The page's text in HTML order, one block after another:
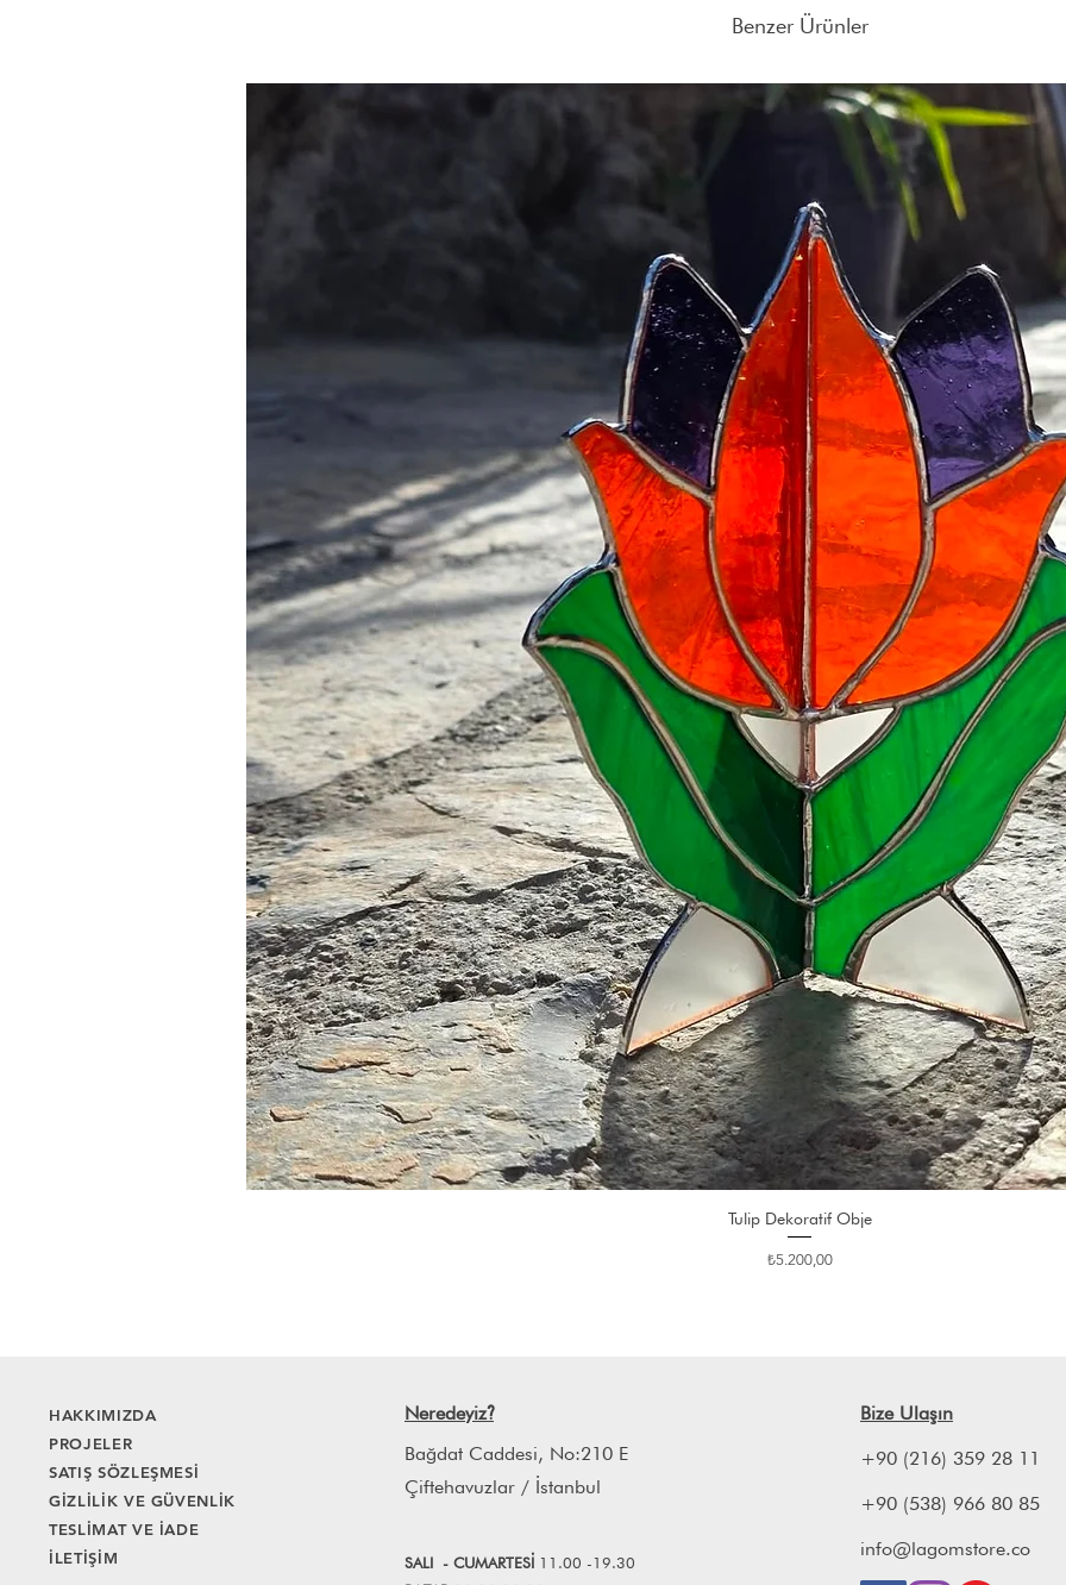
Benzer Ürünler
Tulip Dekoratif Obje
Fiyat
₺5.200,00
HAKKIMIZDA
PROJELER
SATIŞ SÖZLEŞMESİ
GİZLİLİK VE GÜVENLİK
TESLİMAT VE İADE
İLETİŞİM
Neredeyiz?
Bağdat Caddesi, No:210 E
Çiftehavuzlar / İstanbul
SALI - CUMARTESİ 11.00 -19.30
Bize Ulaşın
+90 (216) 359 28 11
+90 (538) 966 80 85
info@lagomstore.co